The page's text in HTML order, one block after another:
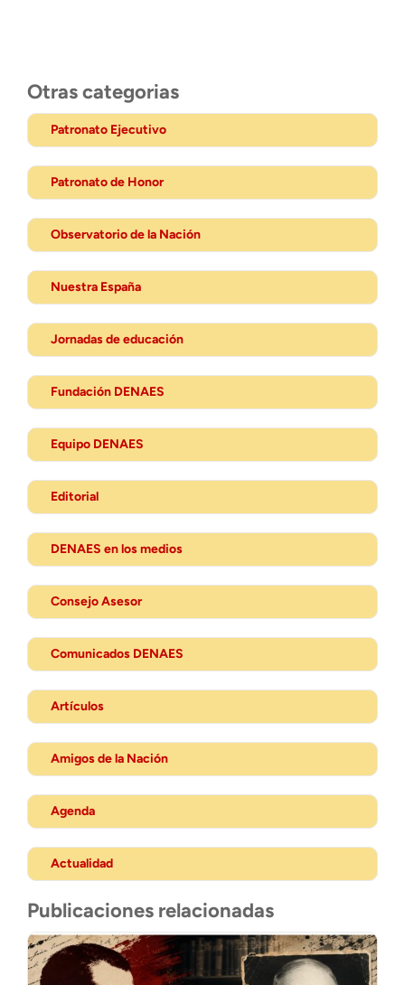
Otras categorias
Patronato Ejecutivo
Patronato de Honor
Observatorio de la Nación
Nuestra España
Jornadas de educación
Fundación DENAES
Equipo DENAES
Editorial
DENAES en los medios
Consejo Asesor
Comunicados DENAES
Artículos
Amigos de la Nación
Agenda
Actualidad
Publicaciones relacionadas